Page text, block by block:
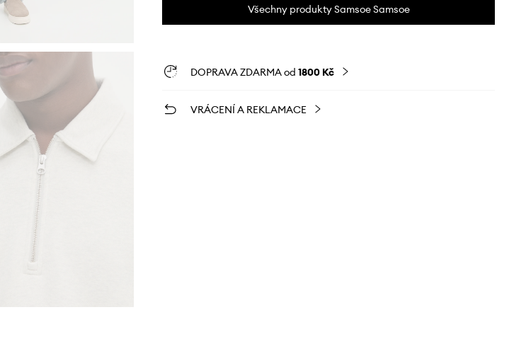
Všechny produkty Samsoe Samsoe
DOPRAVA ZDARMA od 1800 Kč
VRÁCENÍ A REKLAMACE